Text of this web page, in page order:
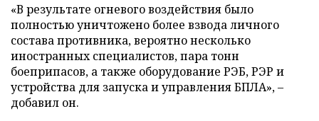
«В результате огневого воздействия было
полностью уничтожено более взвода личного
состава противника, вероятно несколько
иностранных специалистов, пара тонн
боеприпасов, а также оборудование РЭБ, РЭР и
устройства для запуска и управления БПЛА», –
добавил он.